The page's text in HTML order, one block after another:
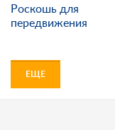
Роскошь для
передвижения
ЕЩЕ